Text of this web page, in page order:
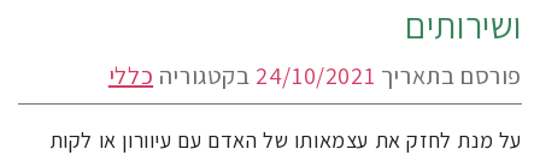
ושירותים
פורסם בתאריך 24/10/2021 בקטגוריה כללי
על מנת לחזק את עצמאותו של האדם עם עיוורון או לקות